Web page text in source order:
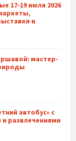
17-19 июля 2026
и
мастер-
автобус» с
развлечениями